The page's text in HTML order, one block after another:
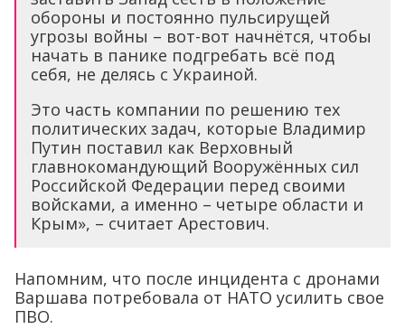
обороны и постоянно пульсирущей
угрозы войны – вот-вот начнётся, чтобы
начать в панике подгребать всё под
себя, не делясь с Украиной.
Это часть компании по решению тех
политических задач, которые Владимир
Путин поставил как Верховный
главнокомандующий Вооружённых сил
Российской Федерации перед своими
войсками, а именно – четыре области и
Крым», – считает Арестович.
Напомним, что после инцидента с дронами
Варшава потребовала от НАТО усилить свое
ПВО.